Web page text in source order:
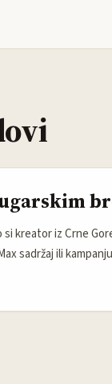
kreator iz Crne
sadržaj ili
razumijevanje